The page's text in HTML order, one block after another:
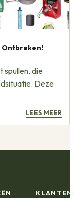
Ontbreken!
spullen, die
Deze
LEES MEER